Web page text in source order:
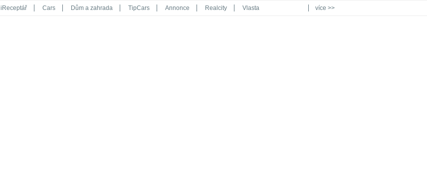
iReceptář Cars Dům a zahrada TipCars Annonce Realcity Vlasta více >>